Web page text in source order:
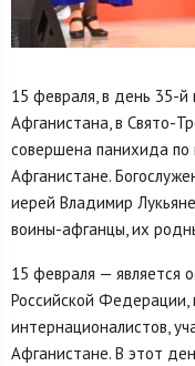
15 февраля, в день 35-й
Афганистана, в Свято-
совершена панихида по
Афганистане.
иерей Владимир
воины-афганцы, их
15 февраля — является
Российской Федерации,
интернационалистов,
Афганистане. В этот